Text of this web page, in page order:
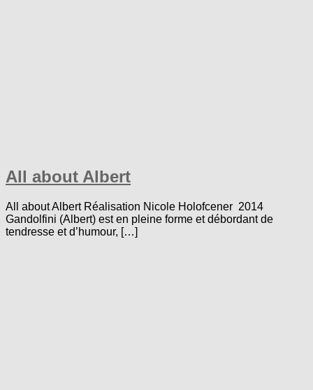
All about Albert
All about Albert Réalisation Nicole Holofcener 2014
Gandolfini (Albert) est en pleine forme et débordant de
tendresse et d’humour, […]